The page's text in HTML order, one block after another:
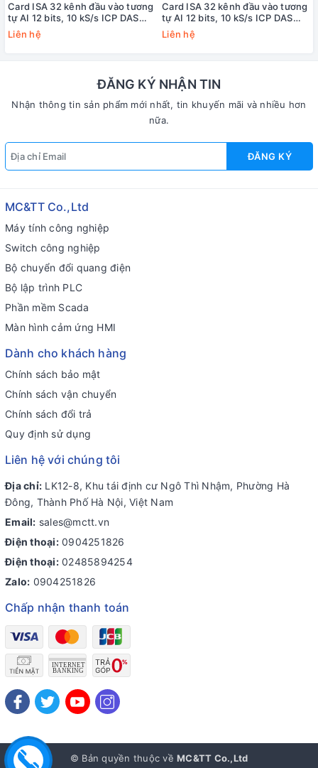
Card ISA 32 kênh đầu vào tương
tự AI 12 bits, 10 kS/s ICP DAS
ISO-813/S CR
Liên hệ
Card ISA 32 kênh đầu vào tương
tự AI 12 bits, 10 kS/s ICP DAS
ISO-813 CR
Liên hệ
ĐĂNG KÝ NHẬN TIN
Nhận thông tin sản phẩm mới nhất, tin khuyến mãi và nhiều hơn
nữa.
ĐĂNG KÝ
MC&TT Co.,Ltd
Máy tính công nghiệp
Switch công nghiệp
Bộ chuyển đổi quang điện
Bộ lập trình PLC
Phần mềm Scada
Màn hình cảm ứng HMI
Dành cho khách hàng
Chính sách bảo mật
Chính sách vận chuyển
Chính sách đổi trả
Quy định sử dụng
Liên hệ với chúng tôi
Địa chỉ: LK12-8, Khu tái định cư Ngô Thì Nhậm, Phường Hà
Đông, Thành Phố Hà Nội, Việt Nam
Email: sales@mctt.vn
Điện thoại: 0904251826
Điện thoại: 02485894254
Zalo: 0904251826
Chấp nhận thanh toán
© Bản quyền thuộc về MC&TT Co.,Ltd